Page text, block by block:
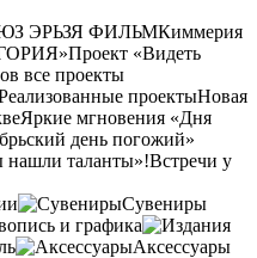
ЭРЬЗЯ ФИЛЬМКиммерия
Проект «Видеть
все проекты
проектыНовая
Яркие мгновения «Дня
день погожий»
нашли таланты»!Встречи у
Сувениры
и графика
Аксессуары